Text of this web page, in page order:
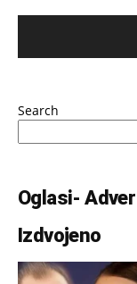
Search
Oglasi-
Izdvojeno